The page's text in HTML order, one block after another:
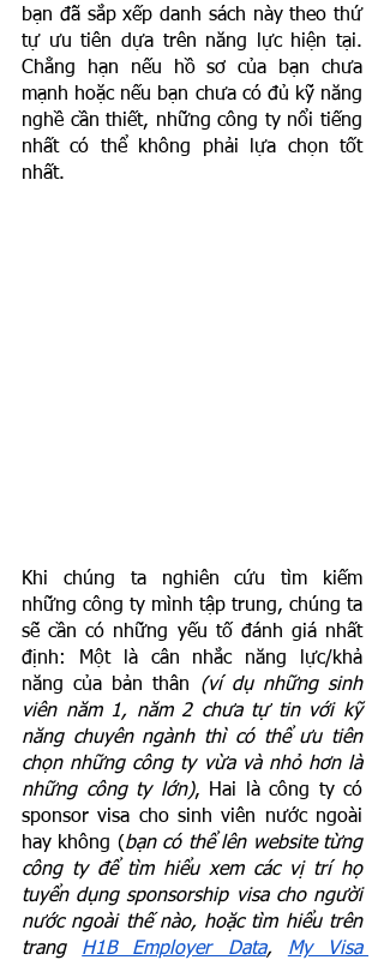
bạn đã sắp xếp danh sách này theo thứ
tự ưu tiên dựa trên năng lực hiện tại.
Chẳng hạn nếu hồ sơ của bạn chưa
mạnh hoặc nếu bạn chưa có đủ kỹ năng
nghề cần thiết, những công ty nổi tiếng
nhất có thể không phải lựa chọn tốt
nhất.
Khi chúng ta nghiên cứu tìm kiếm
những công ty mình tập trung, chúng ta
sẽ cần có những yếu tố đánh giá nhất
định: Một là cân nhắc năng lực/khả
năng của bản thân (ví dụ những sinh
viên năm 1, năm 2 chưa tự tin với kỹ
năng chuyên ngành thì có thể ưu tiên
chọn những công ty vừa và nhỏ hơn là
những công ty lớn), Hai là công ty có
sponsor visa cho sinh viên nước ngoài
hay không (bạn có thể lên website từng
công ty để tìm hiểu xem các vị trí họ
tuyển dụng sponsorship visa cho người
nước ngoài thế nào, hoặc tìm hiểu trên
trang H1B Employer Data, My Visa